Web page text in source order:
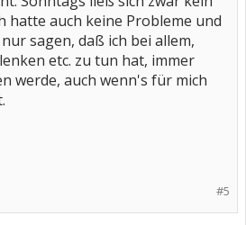
hatte auch keine Probleme und
sagen, daß ich bei allem,
etc. zu tun hat, immer
werde, auch wenn's für mich
#5